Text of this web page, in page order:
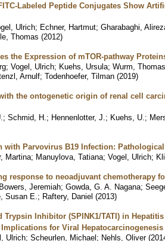
Labeled Peptide Conjugates Show
Ulrich; Echner, Hartmut; Gharabaghi,
Thomas (2012)
the Expression of mTOR-pathway
; Vogel, Ulrich; Kuehs, Ursula; Wurm,
Arnulf; Todenhoefer, Tilman (2019)
the ontogenetic origin of renal cell
; Schmid, H. ; Hennenlotter, J. ; Kuehs, U. ;
Parvovirus B19 Infection:
Martina; Manuylova, Tatiana; Vogel, Ulrich;
response to neoadjuvant chemotherapy
Bowers, Jeremiah; Gowda, G. A. Nagana;
Susan E. ; Raftery, Daniel (2013)
Inhibitor (SPINK1/TATI) in
for Viral Hepatocarcinogenesis
Ulrich; Scheurlen, Michael; Nehls, Oliver (